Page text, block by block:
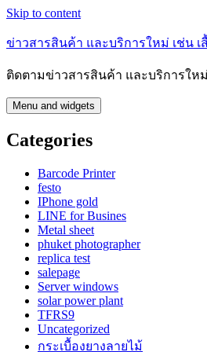
Skip to content
ข่าวสารสินค้า และบริการใหม่ เช่น เ
ติดตามข่าวสารสินค้า และบริการใ
Menu and widgets
Categories
Barcode Printer
festo
IPhone gold
LINE for Busines
Metal sheet
phuket photographer
replica test
salepage
Server windows
solar power plant
TFRS9
Uncategorized
กระเบื้องยางลายไม้